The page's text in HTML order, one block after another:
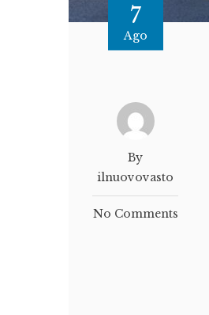
7
Ago
By
ilnuovovasto
No Comments